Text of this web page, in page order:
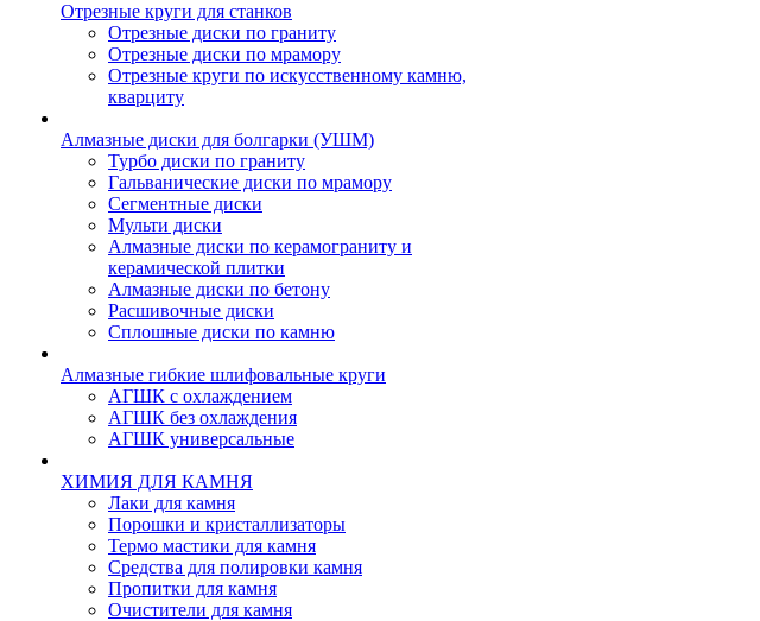
Отрезные круги для станков
Отрезные диски по граниту
Отрезные диски по мрамору
Отрезные круги по искусственному камню,
кварциту
Алмазные диски для болгарки (УШМ)
Турбо диски по граниту
Гальванические диски по мрамору
Сегментные диски
Мульти диски
Алмазные диски по керамограниту и
керамической плитки
Алмазные диски по бетону
Расшивочные диски
Сплошные диски по камню
Алмазные гибкие шлифовальные круги
АГШК с охлаждением
АГШК без охлаждения
АГШК универсальные
ХИМИЯ ДЛЯ КАМНЯ
Лаки для камня
Порошки и кристаллизаторы
Термо мастики для камня
Средства для полировки камня
Пропитки для камня
Очистители для камня